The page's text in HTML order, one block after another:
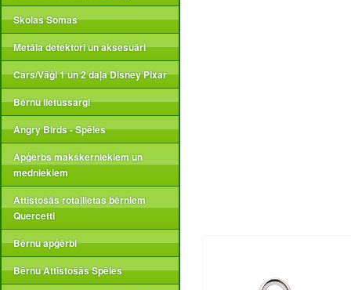
Skolas Somas
Metāla detektori un aksesuāri
Cars/Vāģi 1 un 2 daļa Disney Pixar
Bērnu lietussargi
Angry Birds - Spēles
Apģērbs makšķerniekiem un
medniekiem
Attīstošās rotaļlietas bērniem
Quercetti
Bērnu apģērbi
Bērnu Attīstošās Spēles